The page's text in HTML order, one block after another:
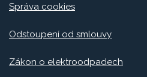
Správa cookies
Odstoupení od smlouvy
Zákon o elektroodpadech